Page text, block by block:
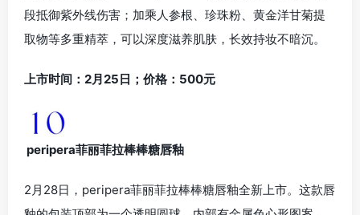
段抵御紫外线伤害；加乘人参根、珍珠粉、黄金洋甘菊提
取物等多重精萃，可以深度滋养肌肤，长效持妆不暗沉。
上市时间：2月25日；价格：500元
peripera菲丽菲拉棒棒糖唇釉
2月28日，peripera菲丽菲拉棒棒糖唇釉全新上市。这款唇